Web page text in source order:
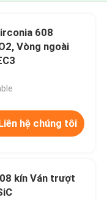
608
Vòng ngoài
hệ chúng tôi
kín Ván trượt